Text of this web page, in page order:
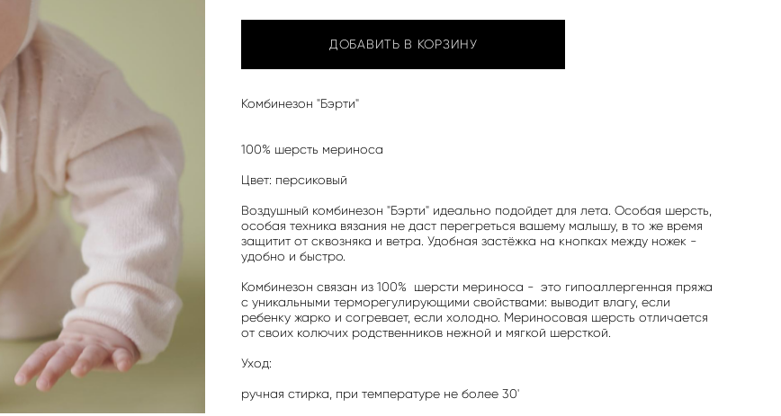
ДОБАВИТЬ В КОРЗИНУ
Комбинезон "Бэрти"
100% шерсть мериноса
Цвет: персиковый
Воздушный комбинезон "Бэрти" идеально подойдет для лета. Особая шерсть,
особая техника вязания не даст перегреться вашему малышу, в то же время
защитит от сквозняка и ветра. Удобная застёжка на кнопках между ножек -
удобно и быстро.
Комбинезон связан из 100% шерсти мериноса - это гипоаллергенная пряжа
с уникальными терморегулирующими свойствами: выводит влагу, если
ребенку жарко и согревает, если холодно. Мериносовая шерсть отличается
от своих колючих родственников нежной и мягкой шерсткой.
Уход:
ручная стирка, при температуре не более 30'